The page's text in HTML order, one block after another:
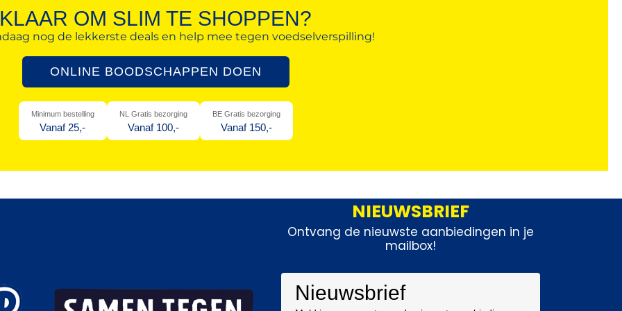
KLAAR OM SLIM TE SHOPPEN?
nog de lekkerste deals en help mee tegen voedselverspilling!
ONLINE BOODSCHAPPEN DOEN
Minimum bestelling
Vanaf 25,-
NL Gratis bezorging
Vanaf 100,-
BE Gratis bezorging
Vanaf 150,-
NIEUWSBRIEF
Ontvang de nieuwste aanbiedingen in je
mailbox!
Nieuwsbrief